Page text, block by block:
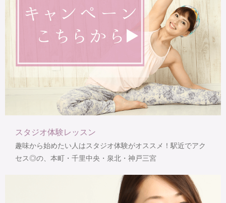
スタジオ体験レッスン
趣味から始めたい人はスタジオ体験がオススメ！駅近でアク
セス◎の、本町・千里中央・泉北・神戸三宮